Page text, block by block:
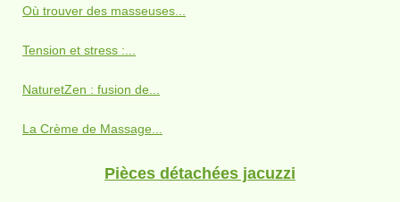
Où trouver des masseuses...
Tension et stress :...
NaturetZen : fusion de...
La Crème de Massage...
Pièces détachées jacuzzi